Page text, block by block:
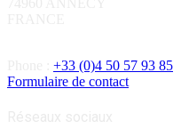
+33 (0)4 50 57 93 85
Formulaire de contact